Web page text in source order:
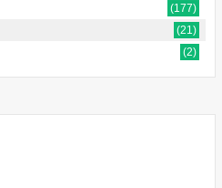
(177)
(21)
(2)